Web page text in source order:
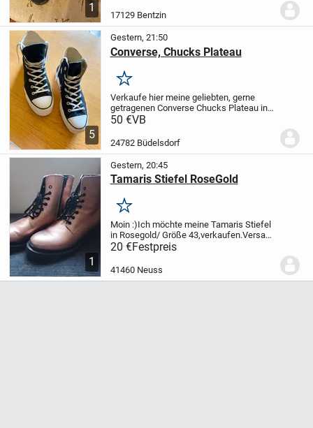
1
17129 Bentzin
5
Gestern, 21:50
Converse, Chucks Plateau
Merken
Verkaufe hier meine geliebten, gerne
getragenen Converse Chucks Plateau in
Schwarz in der Größe 41,5 bei Fragen
Vereinbarung, versand möglich
50 €VB
24782 Büdelsdorf
1
Gestern, 20:45
Tamaris Stiefel RoseGold
Merken
Moin :)Ich möchte meine Tamaris Stiefel
in Rosegold/ Größe 43,verkaufen.Versand
ist mit Aufpreis möglich.
gerne Melden.
20 €Festpreis
41460 Neuss